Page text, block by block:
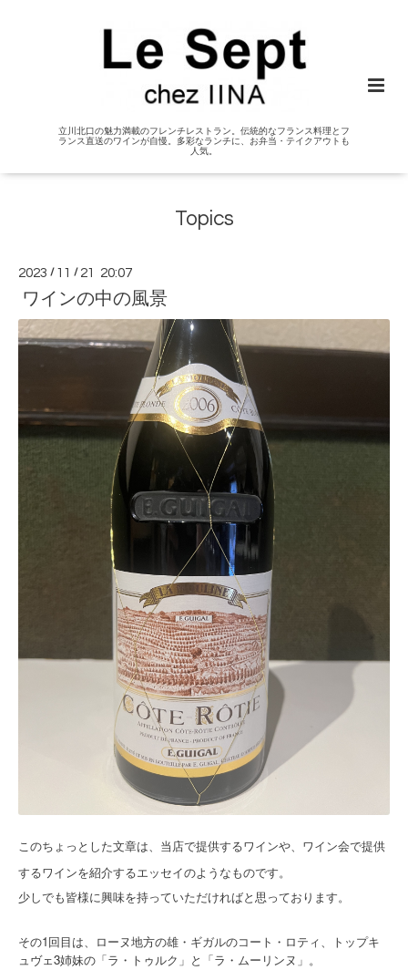
立川北口の魅力満載のフレンチレストラン。伝統的なフランス料理とフ
ランス直送のワインが自慢。多彩なランチに、お弁当・テイクアウトも
人気。
Topics
2023 / 11 / 21 20:07
ワインの中の風景
このちょっとした文章は、当店で提供するワインや、ワイン会で提供
するワインを紹介するエッセイのようなものです。
少しでも皆様に興味を持っていただければと思っております。
その1回目は、ローヌ地方の雄・ギガルのコート・ロティ、トップキ
ュヴェ3姉妹の「ラ・トゥルク」と「ラ・ムーリンヌ」。